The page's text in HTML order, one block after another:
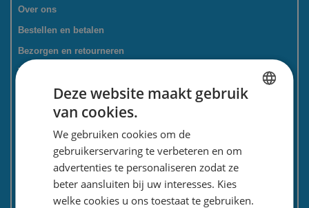
Over ons
Bestellen en betalen
Bezorgen en retourneren
Tevredenheidsgarantie
Kadoservice
Bedrijven / zakelijk
Meest gestelde vragen
Contactformulier
Nieuwsbrief
Deze website maakt gebruik
van cookies.
We gebruiken cookies om de
gebruikerservaring te verbeteren en om
advertenties te personaliseren zodat ze
beter aansluiten bij uw interesses. Kies
welke cookies u ons toestaat te gebruiken.